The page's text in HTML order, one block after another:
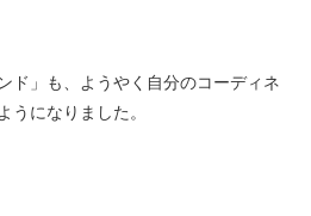
ド」も、ようやく自分のコーディネ
うになりました。